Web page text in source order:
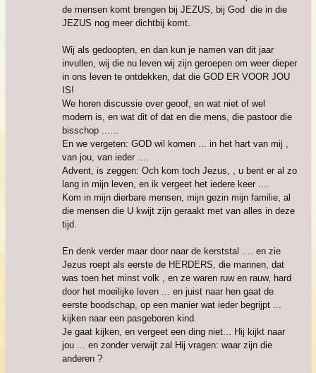
de mensen komt brengen bij JEZUS, bij God die in die
JEZUS nog meer dichtbij komt.
Wij als gedoopten, en dan kun je namen van dit jaar
invullen, wij die nu leven wij zijn geroepen om weer dieper
in ons leven te ontdekken, dat die GOD ER VOOR JOU
IS!
We horen discussie over geoof, en wat niet of wel
modern is, en wat dit of dat en die mens, die pastoor die
bisschop ......
En we vergeten: GOD wil komen ... in het hart van mij ,
van jou, van ieder ....
Advent, is zeggen: Och kom toch Jezus, , u bent er al zo
lang in mijn leven, en ik vergeet het iedere keer ....
Kom in mijn dierbare mensen, mijn gezin mijn familie, al
die mensen die U kwijt zijn geraakt met van alles in deze
tijd.
En denk verder maar door naar de kerststal .... en zie
Jezus roept als eerste de HERDERS, die mannen, dat
was toen het minst volk , en ze waren ruw en rauw, hard
door het moeilijke leven ... en juist naar hen gaat de
eerste boodschap, op een manier wat ieder begrijpt ...
kijken naar een pasgeboren kind.
Je gaat kijken, en vergeet een ding niet... Hij kijkt naar
jou ... en zonder verwijt zal Hij vragen: waar zijn die
anderen ?